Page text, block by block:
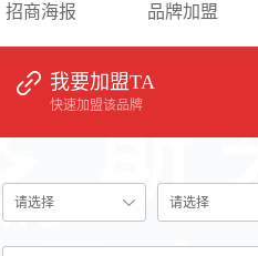
招商海报 品牌加盟
我要加盟TA
快速加盟该品牌